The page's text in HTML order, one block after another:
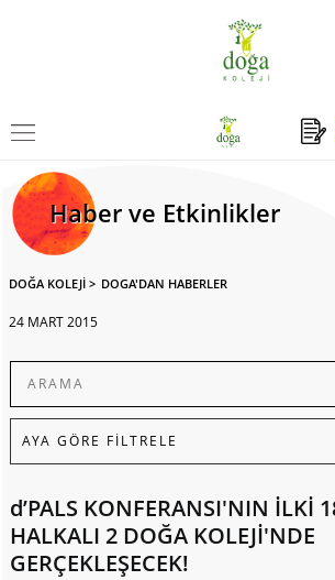
Haber ve Etkinlikler
DOĞA KOLEJİ > DOGA'DAN HABERLER
24 MART 2015
d’PALS KONFERANSI'NIN İLKİ
HALKALI 2 DOĞA KOLEJİ'NDE
GERÇEKLEŞECEK!